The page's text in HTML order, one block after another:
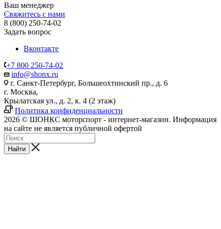
Ваш менеджер
Свяжитесь с нами
8 (800) 250-74-02
Задать вопрос
Вконтакте
+7 800 250-74-02
info@shonx.ru
г. Санкт-Петербург, Большеохтинский пр., д. 6
г. Москва,
Крылатская ул., д. 2, к. 4 (2 этаж)
Политика конфиденциальности
2026 © ШОНКС моторспорт - интернет-магазин. Информация
на сайте не является публичной офертой
Найти